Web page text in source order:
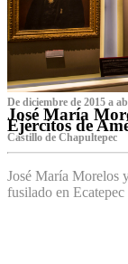
De diciembre de 2015 a
José María
Ejércitos de
C‌astillo de Chapultepec
José María Morelos
fusilado en